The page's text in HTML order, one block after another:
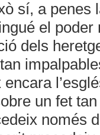
sí, a penes
el
dels
un fet
només